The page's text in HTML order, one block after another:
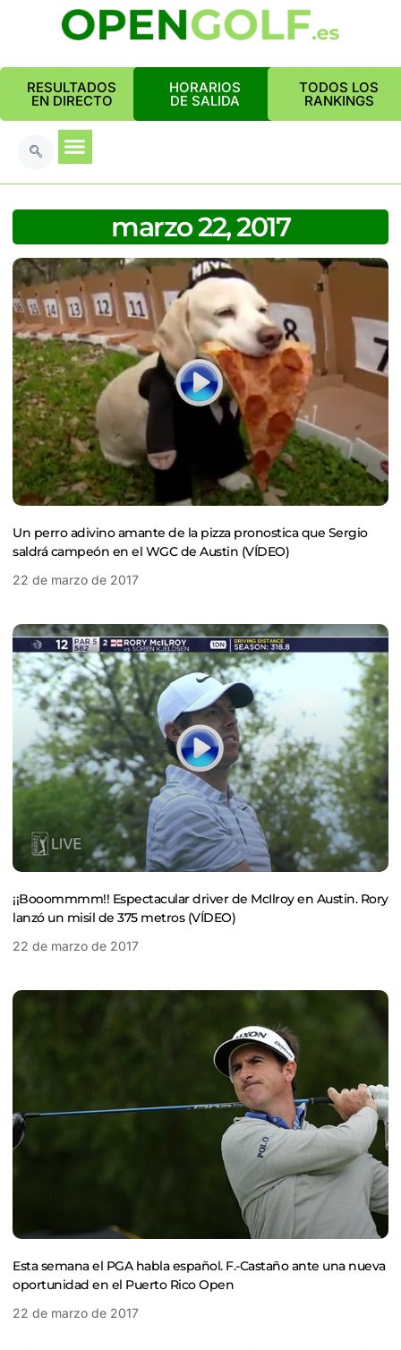
RESULTADOS
EN DIRECTO
HORARIOS
DE SALIDA
TODOS LOS
RANKINGS
marzo 22, 2017
Un perro adivino amante de la pizza pronostica que Sergio
saldrá campeón en el WGC de Austin (VÍDEO)
22 de marzo de 2017
¡¡Booommmm!! Espectacular driver de McIlroy en Austin. Rory
lanzó un misil de 375 metros (VÍDEO)
22 de marzo de 2017
Esta semana el PGA habla español. F.-Castaño ante una nueva
oportunidad en el Puerto Rico Open
22 de marzo de 2017